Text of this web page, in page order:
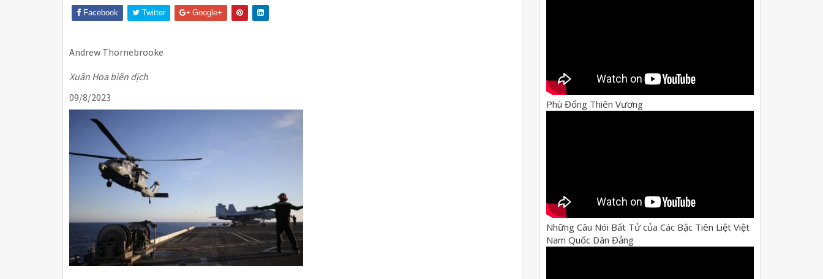
Facebook Twitter Google+
Andrew Thornebrooke
Xuân Hoa biên dịch
09/8/2023
Phù Đổng Thiên Vương
Những Câu Nói Bất Tử của Các Bậc Tiên Liệt Việt
Nam Quốc Dân Đảng